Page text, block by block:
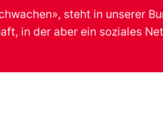
steht in unserer
in der aber ein soziales